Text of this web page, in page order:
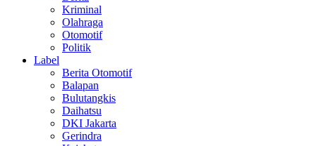
Kriminal
Olahraga
Otomotif
Politik
Label
Berita Otomotif
Balapan
Bulutangkis
Daihatsu
DKI Jakarta
Gerindra